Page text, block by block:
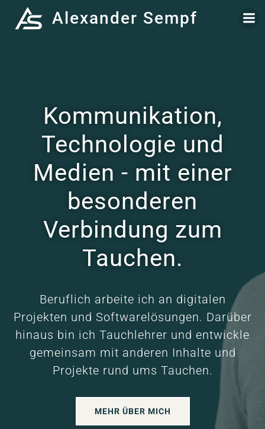
Inhalt
Alexander Sempf
Kommunikation,
Technologie und
Medien - mit einer
besonderen
Verbindung zum
Tauchen.
Beruflich arbeite ich an digitalen
Projekten und Softwarelösungen. Darüber
hinaus bin ich Tauchlehrer und entwickle
gemeinsam mit anderen Inhalte und
Projekte rund ums Tauchen.
MEHR ÜBER MICH